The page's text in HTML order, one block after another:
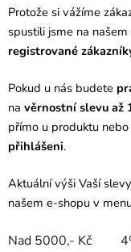
Protože si vážíme
spustili jsme na
registrované
Pokud u nás budete
na věrnostní slevu až
přímo u produktu nebo
přihlášeni.
Aktuální výši Vaší
našem e-shopu v
Nad 5000,- Kč